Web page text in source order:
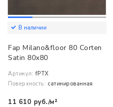
В наличии
Fap Milano&floor 80 Corten
Satin 80x80
Артикул: fPTX
Поверхность: сатинированная
11 610 руб./м²